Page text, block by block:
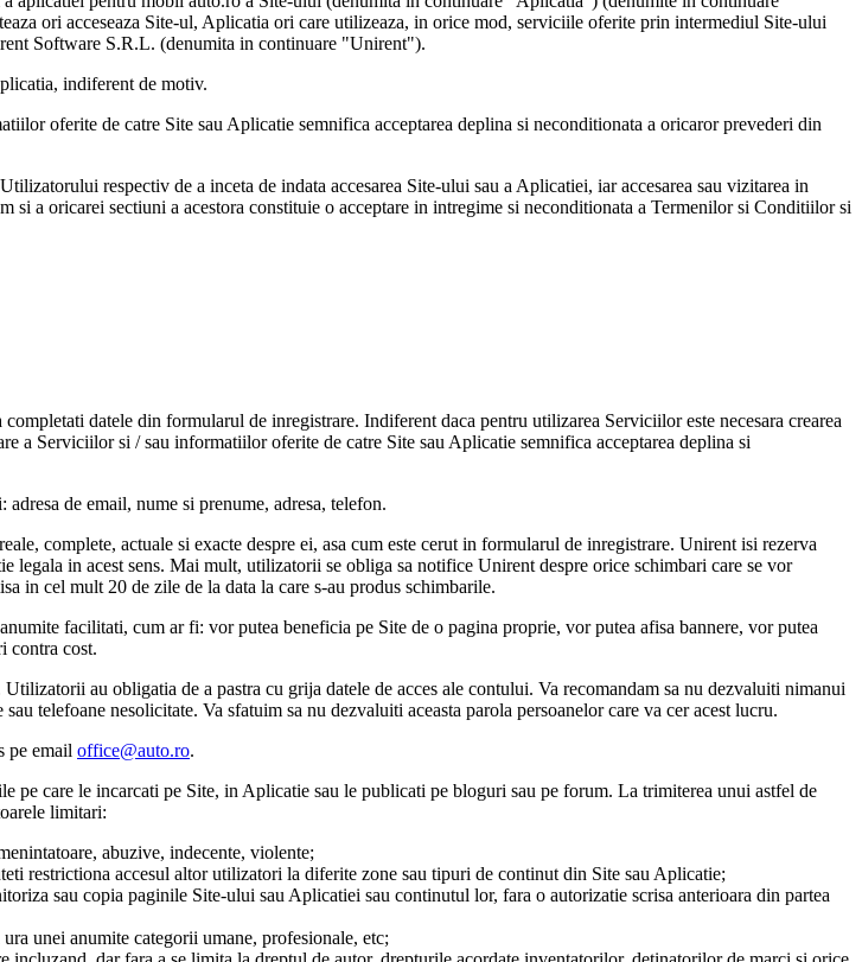
ori acceseaza Site-ul, Aplicatia ori care utilizeaza, in orice mod, serviciile oferite prin intermediul Site-ului
Software S.R.L. (denumita in continuare "Unirent").
indiferent de motiv.
oferite de catre Site sau Aplicatie semnifica acceptarea deplina si neconditionata a oricaror prevederi din
respectiv de a inceta de indata accesarea Site-ului sau a Aplicatiei, iar accesarea sau vizitarea in
a oricarei sectiuni a acestora constituie o acceptare in intregime si neconditionata a Termenilor si Conditiilor si
datele din formularul de inregistrare. Indiferent daca pentru utilizarea Serviciilor este necesara crearea
a Serviciilor si / sau informatiilor oferite de catre Site sau Aplicatie semnifica acceptarea deplina si
de email, nume si prenume, adresa, telefon.
complete, actuale si exacte despre ei, asa cum este cerut in formularul de inregistrare. Unirent isi rezerva
in acest sens. Mai mult, utilizatorii se obliga sa notifice Unirent despre orice schimbari care se vor
in cel mult 20 de zile de la data la care s-au produs schimbarile.
facilitati, cum ar fi: vor putea beneficia pe Site de o pagina proprie, vor putea afisa bannere, vor putea
contra cost.
au obligatia de a pastra cu grija datele de acces ale contului. Va recomandam sa nu dezvaluiti nimanui
telefoane nesolicitate. Va sfatuim sa nu dezvaluiti aceasta parola persoanelor care va cer acest lucru.
pe email office@auto.ro.
care le incarcati pe Site, in Aplicatie sau le publicati pe bloguri sau pe forum. La trimiterea unui astfel de
limitari:
abuzive, indecente, violente;
restrictiona accesul altor utilizatori la diferite zone sau tipuri de continut din Site sau Aplicatie;
sau copia paginile Site-ului sau Aplicatiei sau continutul lor, fara o autorizatie scrisa anterioara din partea
unei anumite categorii umane, profesionale, etc;